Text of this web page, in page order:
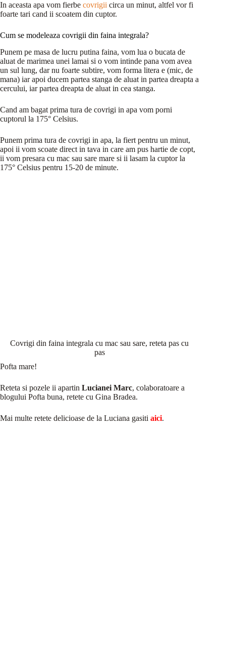
In aceasta apa vom fierbe covrigii circa un minut, altfel vor fi
foarte tari cand ii scoatem din cuptor.
Cum se modeleaza covrigii din faina integrala?
Punem pe masa de lucru putina faina, vom lua o bucata de
aluat de marimea unei lamai si o vom intinde pana vom avea
un sul lung, dar nu foarte subtire, vom forma litera e (mic, de
mana) iar apoi ducem partea stanga de aluat in partea dreapta a
cercului, iar partea dreapta de aluat in cea stanga.
Cand am bagat prima tura de covrigi in apa vom porni
cuptorul la 175° Celsius.
Punem prima tura de covrigi in apa, la fiert pentru un minut,
apoi ii vom scoate direct in tava in care am pus hartie de copt,
ii vom presara cu mac sau sare mare si ii lasam la cuptor la
175° Celsius pentru 15-20 de minute.
Covrigi din faina integrala cu mac sau sare, reteta pas cu
pas
Pofta mare!
Reteta si pozele ii apartin Lucianei Marc, colaboratoare a
blogului Pofta buna, retete cu Gina Bradea.
Mai multe retete delicioase de la Luciana gasiti aici.